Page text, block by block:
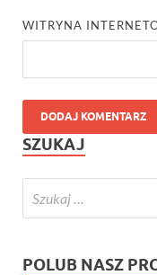
WITRYNA
SZUKAJ
POLUB NASZ